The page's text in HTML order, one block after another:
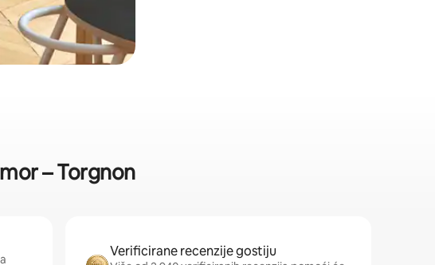
– Torgnon
Verificirane recenzije gostiju